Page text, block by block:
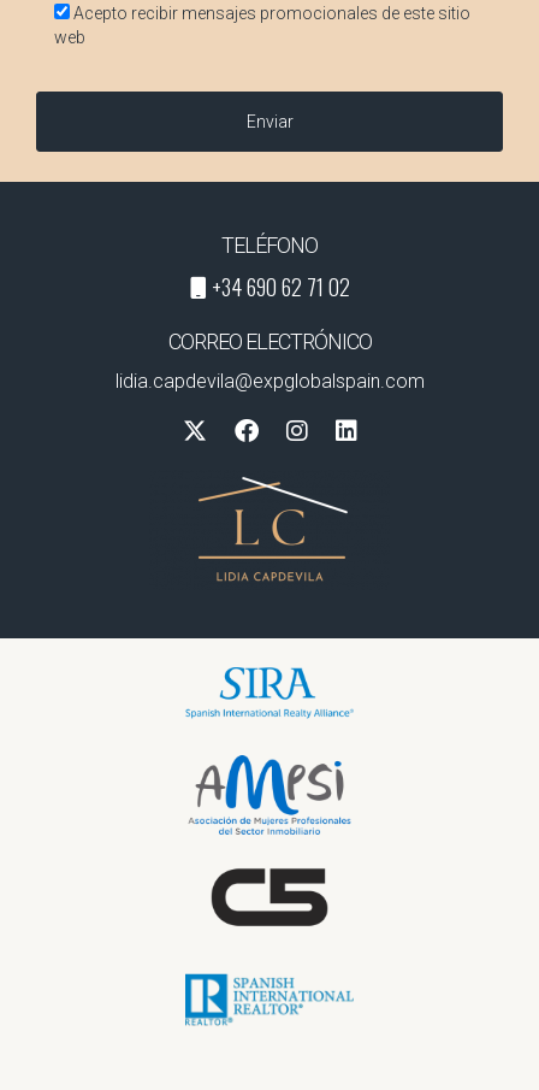
Acepto recibir mensajes promocionales de este sitio
web
Enviar
TELÉFONO
+34 690 62 71 02
CORREO ELECTRÓNICO
lidia.capdevila@expglobalspain.com